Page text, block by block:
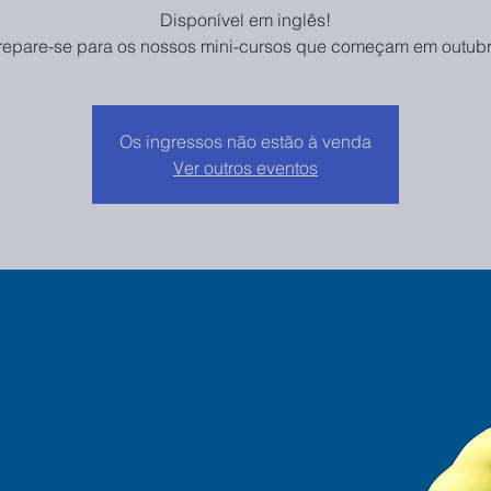
Disponível em inglês!
se para os nossos mini-cursos que começam em
Os ingressos não estão à venda
Ver outros eventos